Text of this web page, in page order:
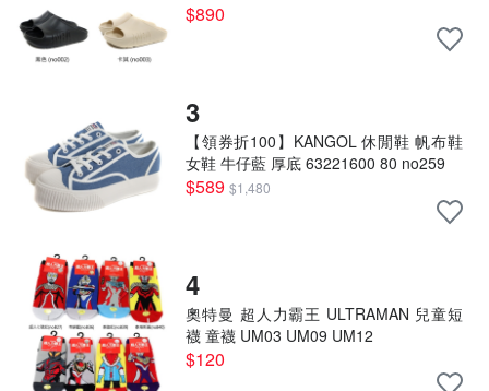
$890
3
【領券折100】KANGOL 休閒鞋 帆布鞋
女鞋 牛仔藍 厚底 63221600 80 no259
$589 $1,480
4
奧特曼 超人力霸王 ULTRAMAN 兒童短
襪 童襪 UM03 UM09 UM12
$120